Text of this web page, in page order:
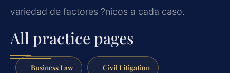
variedad de factores ?nicos a cada caso.
All practice pages
Business Law Civil Litigation